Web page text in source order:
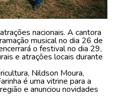
nacionais. A cantora
musical no dia 26 de
o festival no dia 29,
e atrações locais durante
Nildson Moura,
é uma vitrine para a
e anunciou novidades